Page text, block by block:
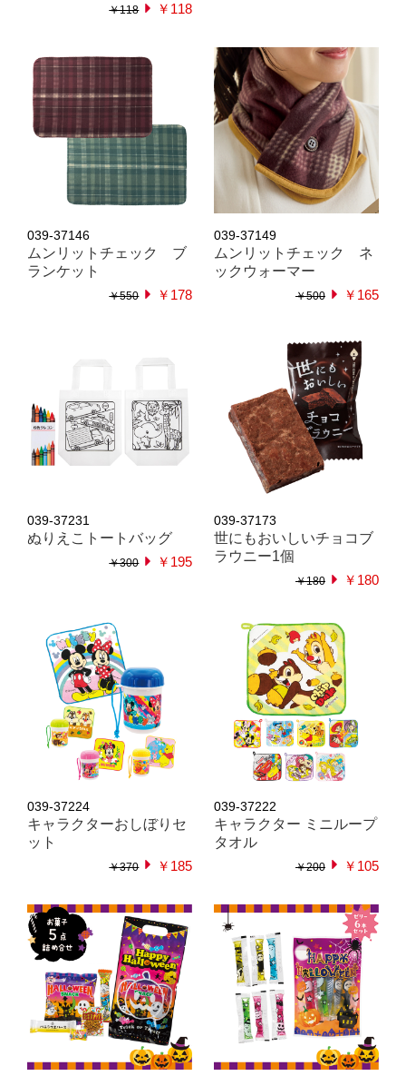
￥118 ￥118
039-37146
ムンリットチェック ブ
ランケット
￥550 ￥178
039-37149
ムンリットチェック ネ
ックウォーマー
￥500 ￥165
039-37231
ぬりえこトートバッグ
￥300 ￥195
039-37173
世にもおいしいチョコブ
ラウニー1個
￥180 ￥180
039-37224
キャラクターおしぼりセ
ット
￥370 ￥185
039-37222
キャラクター ミニループ
タオル
￥200 ￥105